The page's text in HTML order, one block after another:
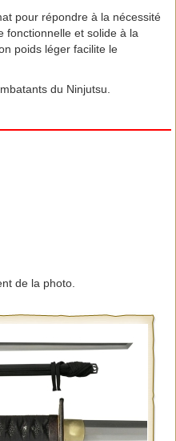
pour répondre à la nécessité
fonctionnelle et solide à la
poids léger facilite le
du Ninjutsu.
de la photo.